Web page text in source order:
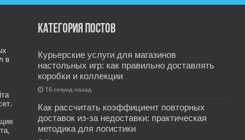
в
Категория постов
Курьерские услуги для магазинов
настольных игр: как правильно доставлять
коробки и коллекции
16 секунд назад
Как рассчитать коэффициент повторных
доставок из‑за недоставки: практическая
методика для логистики